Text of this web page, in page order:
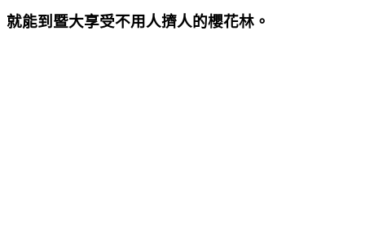
就能到暨大享受不用人擠人的櫻花林。